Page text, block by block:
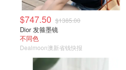
$747.50 $1385.00
Dior 发箍墨镜
不同色
Dealmoon澳新省钱快报